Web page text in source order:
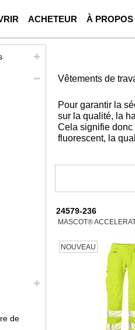
ACHETEUR À PROPOS
Vêtements de
Pour garantir la
sur la qualité, la
Cela signifie donc
fluorescent, la
24579-236
MASCOT®
NOUVEAU
de